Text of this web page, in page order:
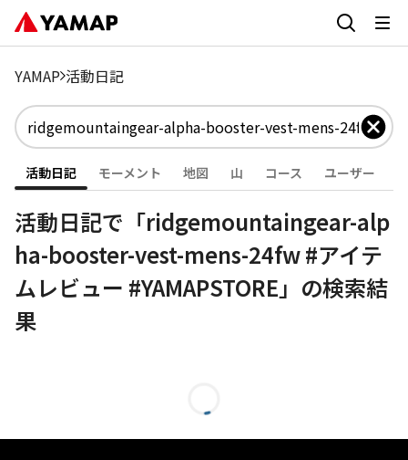
YAMAP 活動日記
活動日記 モーメント 地図 山 コース ユーザー
活動日記で「ridgemountaingear-alp
ha-booster-vest-mens-24fw #アイテ
ムレビュー #YAMAPSTORE」の検索結
果